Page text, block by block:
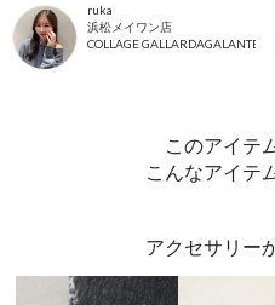
ruka
浜松メイワン店
COLLAGE GALLARDAGALANTE
このアイテ
こんなアイテ
アクセサリー